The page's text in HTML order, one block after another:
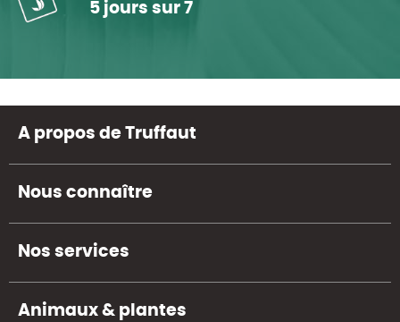
5 jours sur 7
A propos de Truffaut
Nous connaître
Nos services
Animaux & plantes